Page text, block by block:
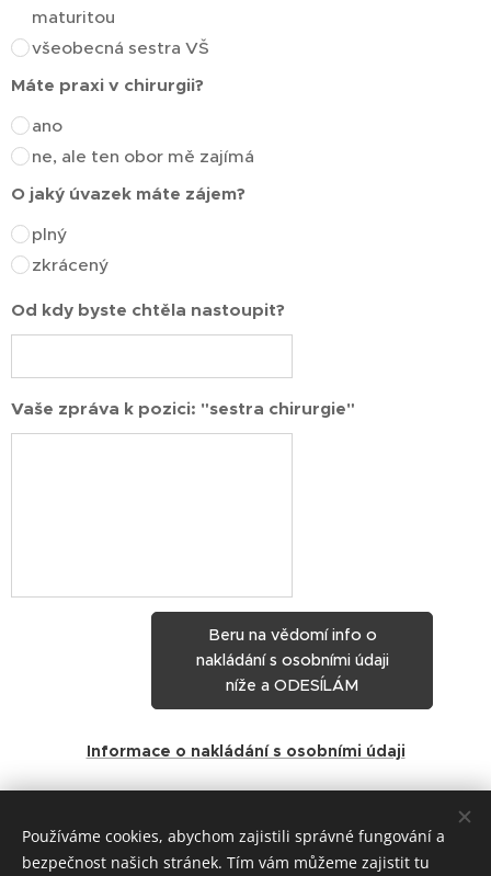
maturitou
všeobecná sestra VŠ
Máte praxi v chirurgii?
ano
ne, ale ten obor mě zajímá
O jaký úvazek máte zájem?
plný
zkrácený
Od kdy byste chtěla nastoupit?
Vaše zpráva k pozici: "sestra chirurgie"
Beru na vědomí info o
nakládání s osobními údaji
níže a ODESÍLÁM
Informace o nakládání s osobními údaji
Share
Používáme cookies, abychom zajistili správné fungování a
bezpečnost našich stránek. Tím vám můžeme zajistit tu